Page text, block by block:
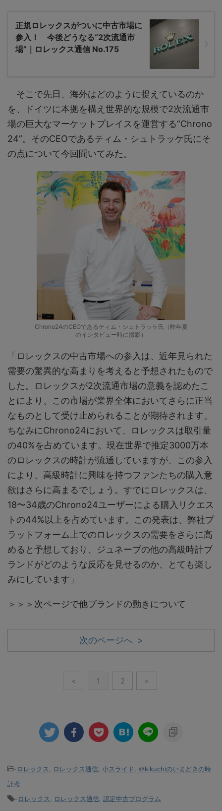
正規ロレックスがついに中古市場に
参入！ 今後どうなる“2次流通市
場”｜ロレックス通信 No.175
そこで先日、海外はどのように捉えているのか
を、ドイツに本拠を構え世界的な規模で2次流通市
場の巨大なマーケットプレイスを運営する“Chrono
24”。そのCEOであるティム・シュトラッケ氏にそ
の点について今回聞いてみた。
Chrono24のCEOであるティム・シュトラッケ氏（昨年夏
のインタビュー時に撮影）
「ロレックスの中古市場への参入は、近年見られた
需要の驚異的な高まりを考えると予想されたもので
した。ロレックスが2次流通市場の意義を認めたこ
とにより、この市場が業界全体においてさらに正当
なものとして受け止められることが期待されます。
ちなみにChrono24において、ロレックスは取引量
の40%を占めています。現在世界で推定3000万本
のロレックスの時計が流通していますが、この参入
により、高級時計に興味を持つファンたちの購入意
欲はさらに高まるでしょう。すでにロレックスは、
18〜34歳のChrono24ユーザーによる購入リクエス
トの44%以上を占めています。この発表は、弊社プ
ラットフォーム上でのロレックスの需要をさらに高
めると予想しており、ジュネーブの他の高級時計ブ
ランドがどのような反応を見せるのか、とても楽し
みにしています」
＞＞＞次ページで他ブランドの動きについて
次のページへ >
< 1 2 >
-ロレックス ロレックス通信 小スライド
＠kikuchiのいまどきの時
計考
-ロレックス ロレックス通信 認定中古プログラム